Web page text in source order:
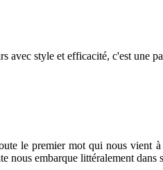
avec style et efficacité, c'est une
le premier mot qui nous vient
nous embarque littéralement